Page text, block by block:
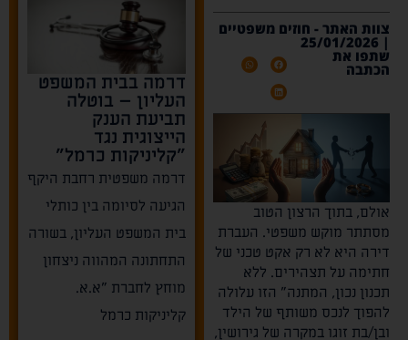
צוות האתר - חוזים משפטיים
| 25/01/2026
שתפו את
הכתבה
אולם, בתוך הרצון הטוב
מסתתר מוקש משפטי. העברת
דירה היא לא רק אקט טכני של
חתימה על תצהירים. ללא
תכנון נכון, המתנה" הזו עלולה
להפוך לנכס משותף של הילד
ובן/בת זוגו במקרה של גירושין,
דרמה בבית המשפט
העליון – בוטלה
תביעת הענק
הייצוגית נגד
"קליניקות כרמל"
דרמה משפטית רחבת היקף
הגיעה לסיומה בין כותלי
בית המשפט העליון, בשורה
התחתונה המהווה ניצחון
מוחץ לחברת "א.א.
קליניקות כרמל